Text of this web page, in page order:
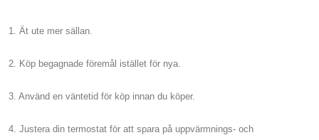
1. Ät ute mer sällan.
2. Köp begagnade föremål istället för nya.
3. Använd en väntetid för köp innan du köper.
4. Justera din termostat för att spara på uppvärmnings- och